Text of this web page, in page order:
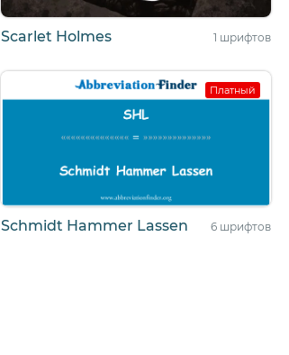
Scarlet Holmes 1 шрифтов
Платный
Schmidt Hammer Lassen 6 шрифтов